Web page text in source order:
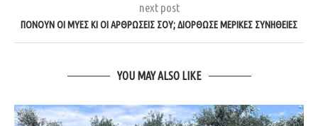
next post
ΠΟΝΟΎΝ ΟΙ ΜΎΕΣ ΚΙ ΟΙ ΑΡΘΡΏΣΕΙΣ ΣΟΥ; ΔΙΌΡΘΩΣΕ ΜΕΡΙΚΈΣ ΣΥΝΉΘΕΙΕΣ
YOU MAY ALSO LIKE